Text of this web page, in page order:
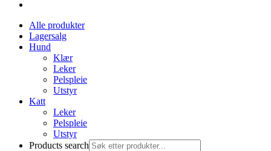
Alle produkter
Lagersalg
Hund
Klær
Leker
Pelspleie
Utstyr
Katt
Leker
Pelspleie
Utstyr
Products search